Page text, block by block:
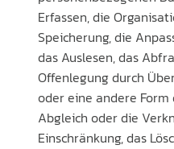
Erfassen, die
Speicherung, die
das Auslesen, das
Offenlegung durch
oder eine andere
Abgleich oder die
Einschränkung, das